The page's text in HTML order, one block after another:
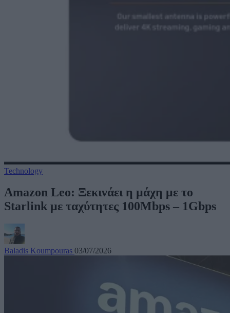
Technology
Amazon Leo: Ξεκινάει η μάχη με το
Starlink με ταχύτητες 100Mbps – 1Gbps
Baladis Koumpouras 03/07/2026